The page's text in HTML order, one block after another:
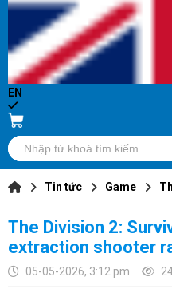
EN
Tin tức Game
The Division 2:
extraction shooter
05-05-2026, 3:12 pm